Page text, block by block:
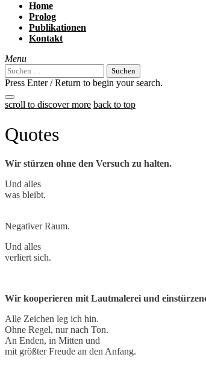
Home
Prolog
Publikationen
Kontakt
Menu
Suchen
nach:
Press Enter / Return to begin your search.
close
search
open
open
scroll to discover more back to top
Quotes
Wir stürzen ohne den Versuch zu halten.
Und alles
was bleibt.
Negativer Raum.
Und alles
verliert sich.
Wir kooperieren mit Lautmalerei und
Alle Zeichen leg ich hin.
Ohne Regel, nur nach Ton.
An Enden, in Mitten und
mit größter Freude an den Anfang.